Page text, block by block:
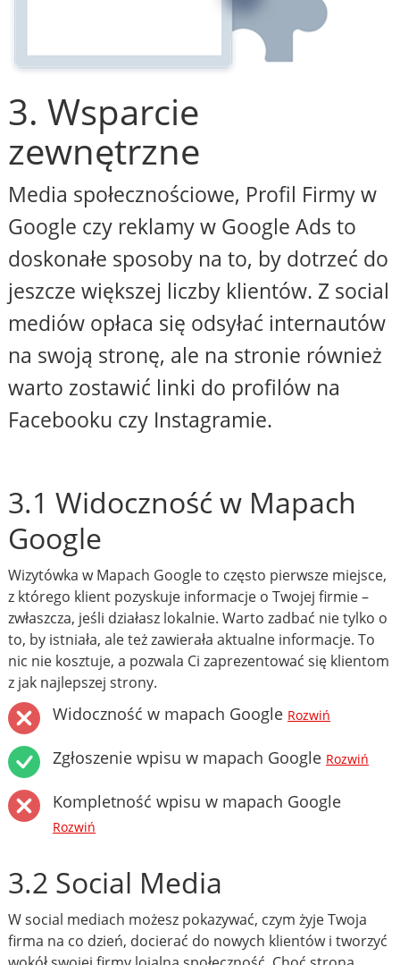
3. Wsparcie
zewnętrzne
Media społecznościowe, Profil Firmy w
Google czy reklamy w Google Ads to
doskonałe sposoby na to, by dotrzeć do
jeszcze większej liczby klientów. Z social
mediów opłaca się odsyłać internautów
na swoją stronę, ale na stronie również
warto zostawić linki do profilów na
Facebooku czy Instagramie.
3.1 Widoczność w Mapach
Google
Wizytówka w Mapach Google to często pierwsze miejsce,
z którego klient pozyskuje informacje o Twojej firmie –
zwłaszcza, jeśli działasz lokalnie. Warto zadbać nie tylko o
to, by istniała, ale też zawierała aktualne informacje. To
nic nie kosztuje, a pozwala Ci zaprezentować się klientom
z jak najlepszej strony.
Widoczność w mapach Google Rozwiń
Zgłoszenie wpisu w mapach Google Rozwiń
Kompletność wpisu w mapach Google
Rozwiń
3.2 Social Media
W social mediach możesz pokazywać, czym żyje Twoja
firma na co dzień, docierać do nowych klientów i tworzyć